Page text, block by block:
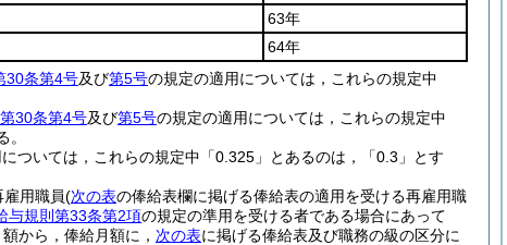
63年
64年
30条第4号及び第5号の規定の適用については，これらの規定中
第30条第4号及び第5号の規定の適用については，これらの規定中
ついては，これらの規定中「0.325」とあるのは，「0.3」とす
用職員(次の表の俸給表欄に掲げる俸給表の適用を受ける再雇用職
与規則第33条第2項の規定の準用を受ける者である場合にあって
から，俸給月額に， 次の表に掲げる俸給表及び職務の級の区分に